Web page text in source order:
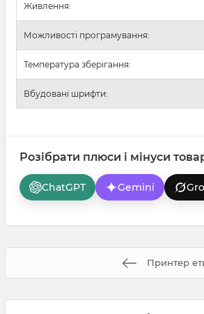
Живлення:
Можливості програмування:
Температура зберігання:
Вбудовані шрифти:
Розібрати плюси і мінуси
ChatGPT Gemini
Принтер